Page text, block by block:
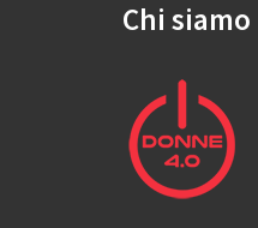
Chi siamo